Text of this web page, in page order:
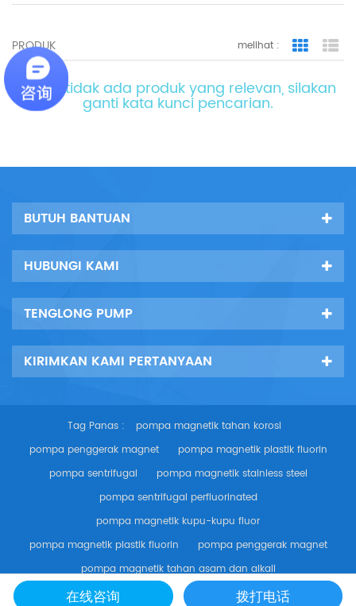
PRODUK melihat : Grid View
maaf, tidak ada produk yang relevan, silakan
ganti kata kunci pencarian.
BUTUH BANTUAN
HUBUNGI KAMI
TENGLONG PUMP
KIRIMKAN KAMI PERTANYAAN
Tag Panas :
pompa magnetik tahan korosi
pompa penggerak magnet
pompa magnetik plastik fluorin
pompa sentrifugal
pompa magnetik stainless steel
pompa sentrifugal perfluorinated
pompa magnetik kupu-kupu fluor
pompa magnetik plastik fluorin
pompa penggerak magnet
pompa magnetik tahan asam dan alkali
在线咨询 拨打电话